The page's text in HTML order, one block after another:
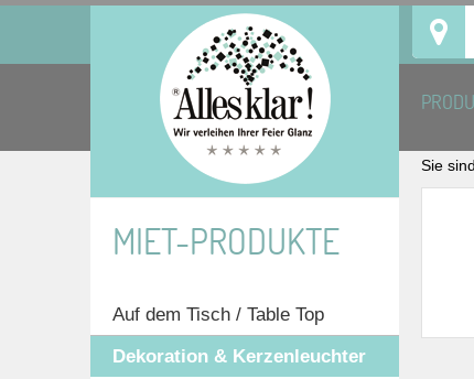
Sie
MIET-PRODUKTE
Auf dem Tisch / Table Top
Dekoration & Kerzenleuchter